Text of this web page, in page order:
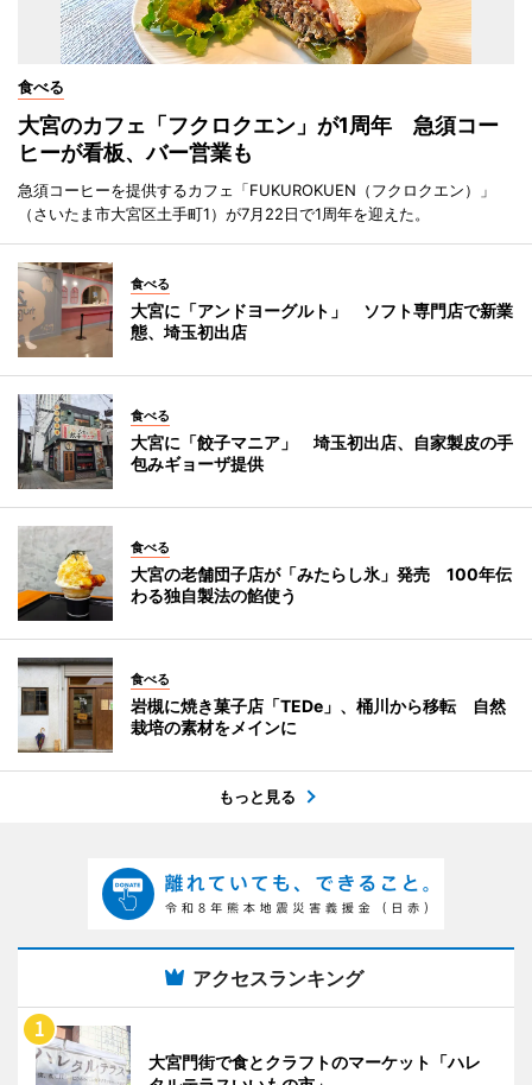
食べる
大宮のカフェ「フクロクエン」が1周年 急須コー
ヒーが看板、バー営業も
急須コーヒーを提供するカフェ「FUKUROKUEN（フクロクエン）」
（さいたま市大宮区土手町1）が7月22日で1周年を迎えた。
食べる
大宮に「アンドヨーグルト」 ソフト専門店で新業
態、埼玉初出店
食べる
大宮に「餃子マニア」 埼玉初出店、自家製皮の手
包みギョーザ提供
食べる
大宮の老舗団子店が「みたらし氷」発売 100年伝
わる独自製法の餡使う
食べる
岩槻に焼き菓子店「TEDe」、桶川から移転 自然
栽培の素材をメインに
もっと見る
アクセスランキング
大宮門街で食とクラフトのマーケット「ハレ